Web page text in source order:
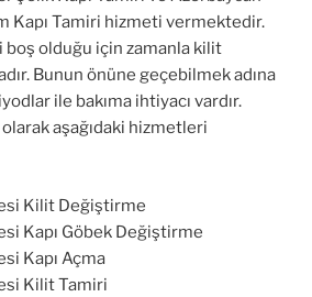
Kapı Tamiri hizmeti vermektedir.
boş olduğu için zamanla kilit
Bunun önüne geçebilmek adına
ile bakıma ihtiyacı vardır.
aşağıdaki hizmetleri
Kilit Değiştirme
Kapı Göbek Değiştirme
Kapı Açma
Kilit Tamiri